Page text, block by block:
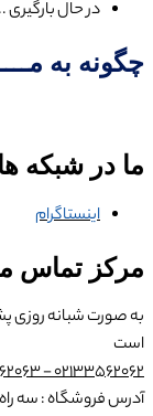
در حال بارگیری
چگونه به
ما در شبکه
اینستاگرام
مرکز تماس
به صورت شبانه روزی
است
02133562062 - 02133562063
آدرس فروشگاه : سه راه امین